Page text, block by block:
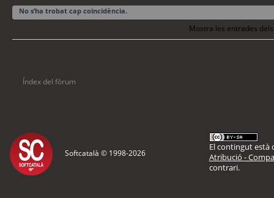
No s’ha trobat cap coincidència.
Mostra les entrades
Índex del fòrum
Softcatalà © 1998-2026
El contingut està
Atribució -
contrari.